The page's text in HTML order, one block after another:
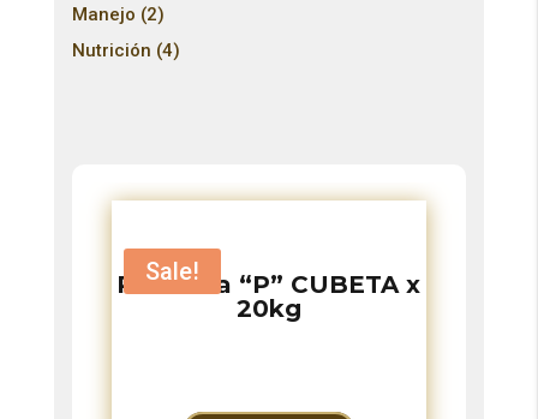
Manejo 22
products
Nutrición 44
Sale!
PRO Sisa “P” CUBETA x
20kg